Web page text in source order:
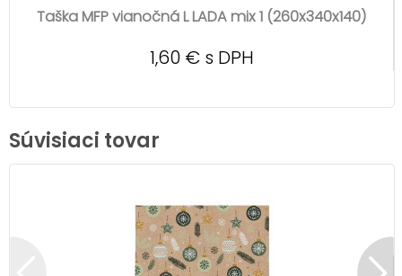
Taška MFP vianočná L LADA mix 1 (260x340x140)
1,60 € s DPH
Súvisiaci tovar